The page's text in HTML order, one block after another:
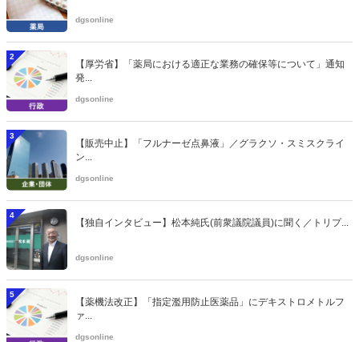
dgsonline
2
【厚労省】「薬局における適正な業務の確保等について」通知
発...
dgsonline
3
【販売中止】「フルナーゼ点鼻液」／グラクソ・スミスクライ
ン...
dgsonline
4
【独自インタビュー】松本純氏(前衆議院議員)に聞く／トリプ...
dgsonline
5
【薬機法改正】「指定濫用防止医薬品」にデキストロメトルフ
ァ...
dgsonline